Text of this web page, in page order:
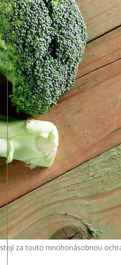
za touto mnohonásobnou